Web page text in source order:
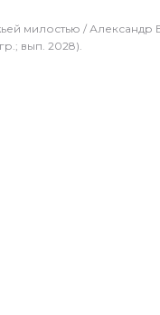
милостью /
вып. 2028).